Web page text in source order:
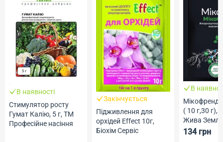
В наявності
Стимулятор росту
Гумат Калію, 5 г, ТМ
Професійне насіння
Закінчується
Підживлення для
орхідей Effect 10г,
Біохім Сервіс
В
Мікофренд
( 10 г,30 г),
Жива
134 грн